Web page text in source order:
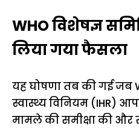
WHO विशेषज्ञ
लिया गया फैसला
यह घोषणा तब की गई जब
स्वास्थ्य विनियम (IHR)
मामले की समीक्षा की और